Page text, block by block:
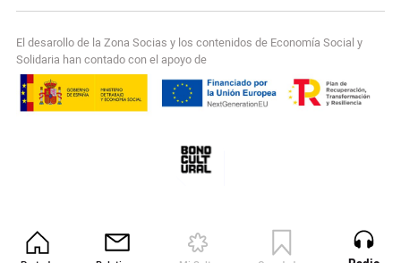
El desarollo de la Zona Socias y los contenidos de Economía Social y
Solidaria han contado con el apoyo de